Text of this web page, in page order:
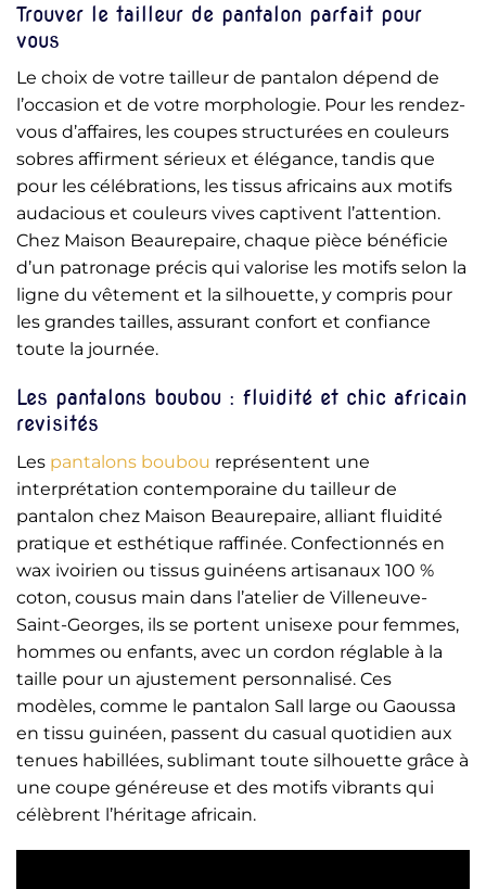
Trouver le tailleur de pantalon parfait pour
vous
Le choix de votre tailleur de pantalon dépend de
l’occasion et de votre morphologie. Pour les rendez-
vous d’affaires, les coupes structurées en couleurs
sobres affirment sérieux et élégance, tandis que
pour les célébrations, les tissus africains aux motifs
audacious et couleurs vives captivent l’attention.
Chez Maison Beaurepaire, chaque pièce bénéficie
d’un patronage précis qui valorise les motifs selon la
ligne du vêtement et la silhouette, y compris pour
les grandes tailles, assurant confort et confiance
toute la journée.
Les pantalons boubou : fluidité et chic africain
revisités
Les pantalons boubou représentent une
interprétation contemporaine du tailleur de
pantalon chez Maison Beaurepaire, alliant fluidité
pratique et esthétique raffinée. Confectionnés en
wax ivoirien ou tissus guinéens artisanaux 100 %
coton, cousus main dans l’atelier de Villeneuve-
Saint-Georges, ils se portent unisexe pour femmes,
hommes ou enfants, avec un cordon réglable à la
taille pour un ajustement personnalisé. Ces
modèles, comme le pantalon Sall large ou Gaoussa
en tissu guinéen, passent du casual quotidien aux
tenues habillées, sublimant toute silhouette grâce à
une coupe généreuse et des motifs vibrants qui
célèbrent l’héritage africain.